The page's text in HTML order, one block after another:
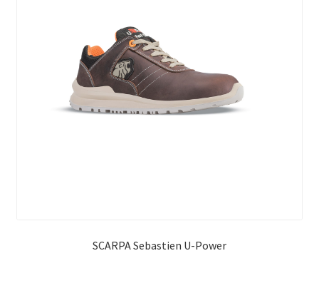
SCARPA Sebastien U-Power